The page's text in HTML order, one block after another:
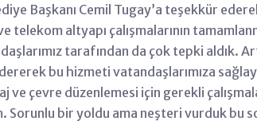
Başkanı Cemil Tugay’a teşekkür
telekom altyapı çalışmalarının
tarafından da çok tepki aldık.
bu hizmeti vatandaşlarımıza
çevre düzenlemesi için gerekli
Sorunlu bir yoldu ama neşteri vurduk bu